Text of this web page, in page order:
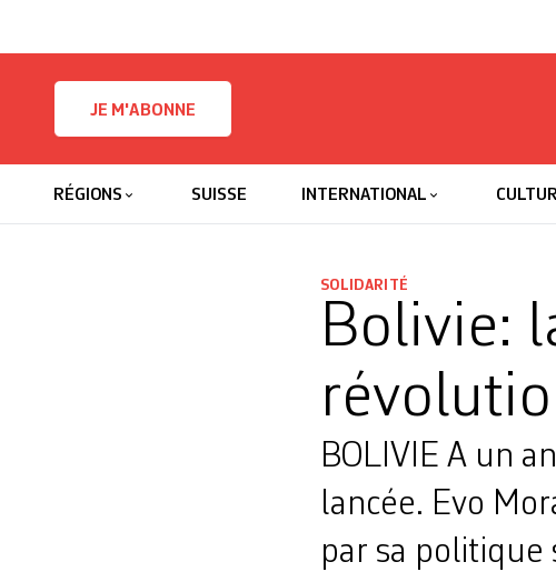
JE M'ABONNE
RÉGIONS SUISSE INTERNATIONAL
SOLIDARITÉ
Bolivie:
BOLIVIE A un
lancée. Evo
par sa politique